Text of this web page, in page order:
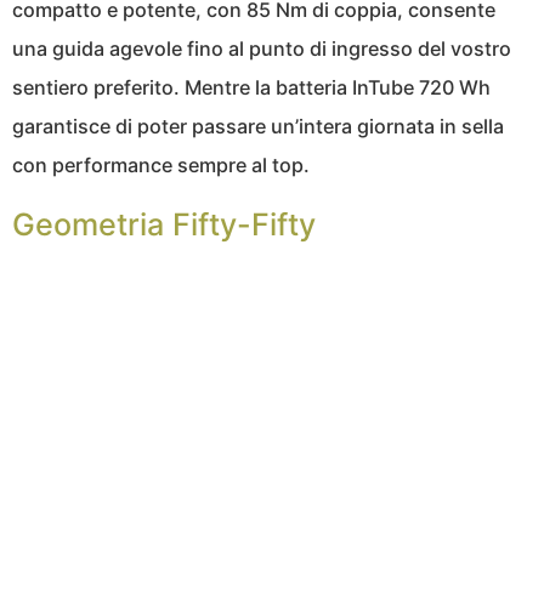
compatto e potente, con 85 Nm di coppia, consente
una guida agevole fino al punto di ingresso del vostro
sentiero preferito. Mentre la batteria InTube 720 Wh
garantisce di poter passare un’intera giornata in sella
con performance sempre al top.
Geometria Fifty-Fifty